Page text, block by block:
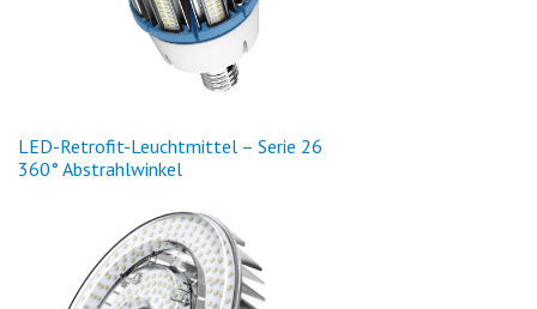
LED-Retrofit-Leuchtmittel – Serie 26
360° Abstrahlwinkel